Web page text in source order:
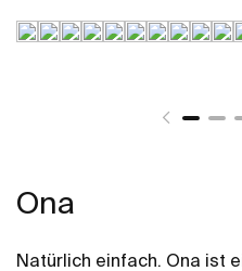
Ona
Natürlich einfach. Ona ist